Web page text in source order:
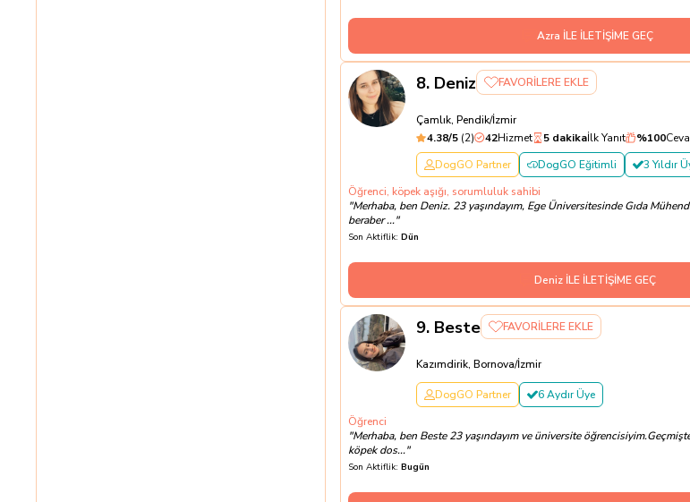
Azra İLE İLETİŞİME GEÇ
8. Deniz FAVORİLERE EKLE
Çamlık, Pendik/İzmir
4.38/5 (2) 42Hizmet 5 dakikaİlk Yanıt %100
DogGO Partner
DogGO Eğitimli
3 Yıldır
Öğrenci, köpek aşığı, sorumluluk sahibi
"Merhaba, ben Deniz. 23 yaşındayım, Ege Üniversitesinde Gıda
beraber ..."
Son Aktiflik: Dün
Deniz İLE İLETİŞİME GEÇ
9. Beste FAVORİLERE EKLE
Kazımdirik, Bornova/İzmir
DogGO Partner
6 Aydır Üye
Öğrenci
"Merhaba, ben Beste 23 yaşındayım ve üniversite
köpek dos..."
Son Aktiflik: Bugün